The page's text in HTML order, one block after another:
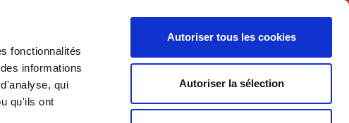
fonctionnalités
informations
qui
qu'ils ont
Autoriser tous les cookies
Autoriser la sélection
English
Politics